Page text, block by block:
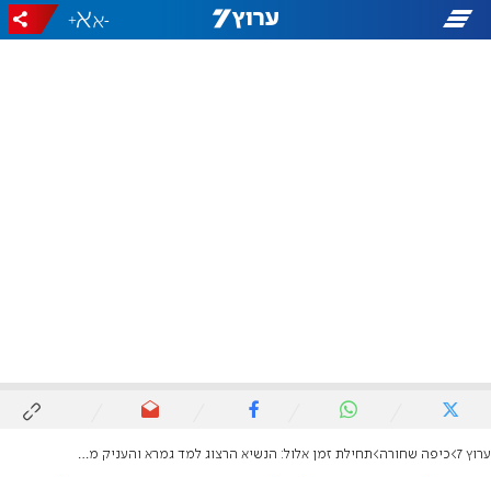
-
+
ערוץ 7 כיפה שחורה תחילת זמן אלול: הנשיא הרצוג למד גמרא והעניק מתנה לנהוראי גול שאביו נרצח בפיגוע באלעד